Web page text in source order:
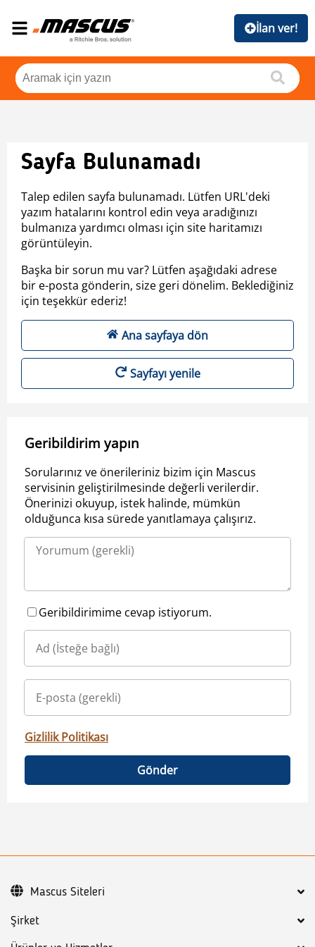
İlan ver!
Sayfa Bulunamadı
Talep edilen sayfa bulunamadı. Lütfen URL'deki
yazım hatalarını kontrol edin veya aradığınızı
bulmanıza yardımcı olması için site haritamızı
görüntüleyin.
Başka bir sorun mu var? Lütfen aşağıdaki adrese
bir e-posta gönderin, size geri dönelim. Beklediğiniz
için teşekkür ederiz!
Ana sayfaya dön
Sayfayı yenile
Geribildirim yapın
Sorularınız ve önerileriniz bizim için Mascus
servisinin geliştirilmesinde değerli verilerdir.
Önerinizi okuyup, istek halinde, mümkün
olduğunca kısa sürede yanıtlamaya çalışırız.
Geribildirimime cevap istiyorum.
Gizlilik Politikası
Gönder
Şirket
Mascus Siteleri